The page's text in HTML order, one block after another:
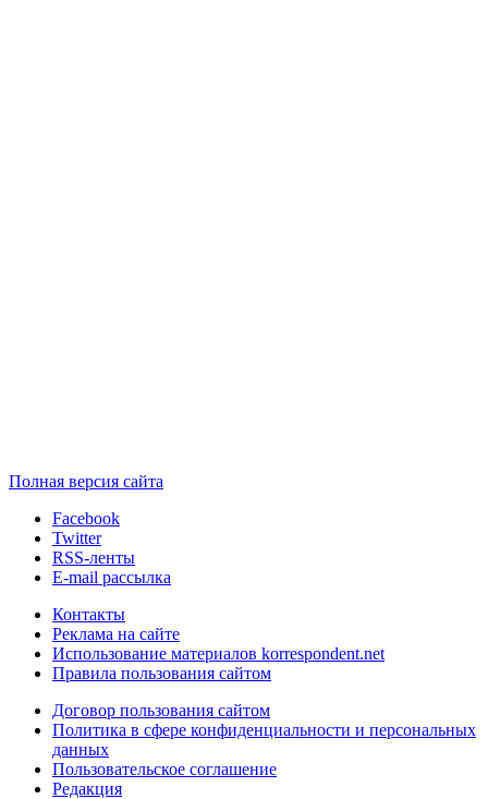
Полная версия сайта
Facebook
Twitter
RSS-ленты
E-mail рассылка
Контакты
Реклама на сайте
Использование материалов korrespondent.net
Правила пользования сайтом
Договор пользования сайтом
Политика в сфере конфиденциальности и персональных
данных
Пользовательское соглашение
Редакция